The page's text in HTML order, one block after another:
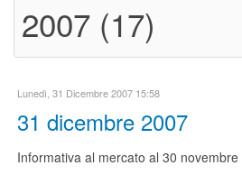
2007 (17)
Lunedì, 31 Dicembre 2007 15:58
31 dicembre 2007
Informativa al mercato al 30